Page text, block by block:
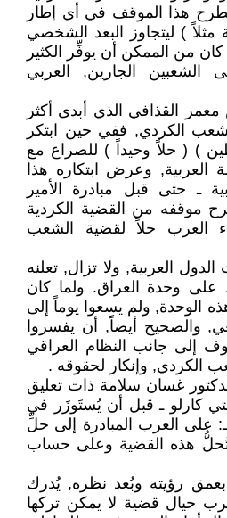
هذا الموقف في أي إطار
) ليتجاوز البعد الشخصي
من الممكن أن يوفِّر الكثير
الشعبين الجارين, العربي
القذافي الذي أبدى أكثر
الكردي, ففي حين ابتكر
) ( حلاً وحيداً ) للصراع مع
العربية, وعرض ابتكاره هذا
ـ حتى قبل مبادرة الأمير
موقفه من القضية الكردية
العرب حلاً لقضية الشعب
العربية, ولا تزال, تعلنه
على وحدة العراق. ولما كان
هذه الوحدة, ولم يسعوا يوماً إلى
والصحيح أيضاً, أن يفسروا
إلى جانب النظام العراقي
الكردي, وإنكار لحقوقه .
غسان سلامة ذات تعليق
كارلو ـ قبل أن يُستَوزَر في
على العرب المبادرة إلى حلِّ
هذه القضية وعلى حساب
رؤيته وبُعد نظره, يُدرك
حيال قضية لا يمكن تركها